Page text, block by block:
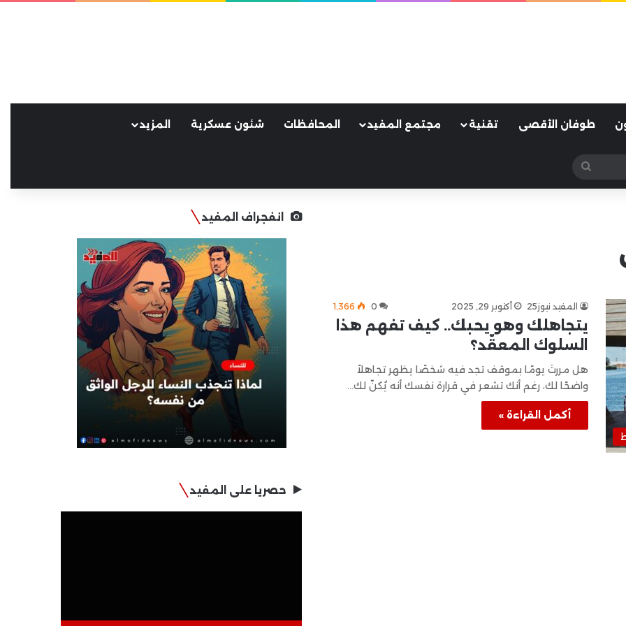
طوفان الأقصى تقنية مجتمع المفيد المحافظات شئون عسكرية المزيد
بحث
عن
المفيد نيوز25 أكتوبر 29, 2025 0 1٬366
يتجاهلك وهو يحبك.. كيف تفهم هذا
السلوك المعقّد؟
هل مررتَ يومًا بموقف تجد فيه شخصًا يظهر تجاهلاً
واضحًا لك، رغم أنك تشعر في قرارة نفسك أنه يُكنّ لك…
أكمل القراءة »
انفجراف المفيد
حصريا على المفيد